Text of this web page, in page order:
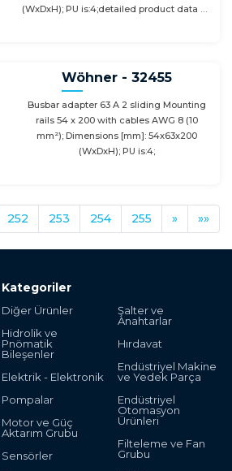
(WxDxH); PU is:4;detailed product data at:
Wöhner - 32455
Busbar adapter 63 A 2 sliding Mounting
rails 54 x 200 with cables AWG 8 (10
mm²); Dimensions [mm]: 54x63x200
(WxDxH); PU is:4;
252 253 254 255 » »»
Kategoriler
Diğer Ürünler
Hidrolik ve
Pnömatik
Bileşenler
Elektrik - Elektronik
Pompalar
Motor ve Güç
Aktarım Grubu
Sensörler
Şalter ve
Anahtarlar
Hırdavat
Endüstriyel Makine
ve Yedek Parça
Endüstriyel
Otomasyon
Ürünleri
Filteleme ve Fan
Grubu